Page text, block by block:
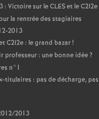
: Victoire sur leCLESet le C2I2e
la rentrée des stagiaires
2013
C2I2e : le grand bazar!
professeur : une bonne idée?
n°1
titulaires : pas de décharge,
2013